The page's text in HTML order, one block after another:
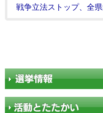
戦争立法ストップ、全